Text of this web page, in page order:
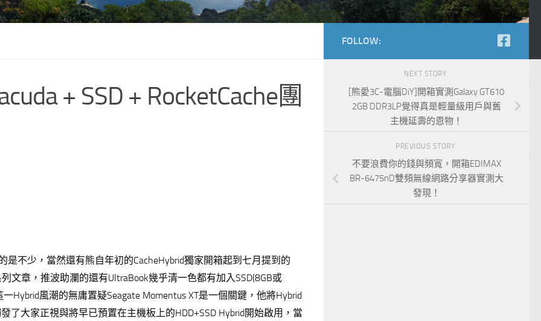
+ SSD + RocketCache團
是不少，當然還有熊自年初的CacheHybrid獨家開箱起到七月提到的
文章，推波助瀾的還有UltraBook幾乎清一色都有加入SSD(8GB或
Hybrid風潮的無庸置疑Seagate Momentus XT是一個關鍵，他將Hybrid
大家正視與將早已預置在主機板上的HDD+SSD Hybrid開始啟用，當
FOLLOW:
NEXT STORY
[熊愛3C-電腦DiY]開箱實測Galaxy GT610
2GB DDR3LP覺得真是輕量級用戶與舊
主機延壽的恩物！
PREVIOUS STORY
不要浪費你的錢與頻寬，開箱EDIMAX
BR-6475nD雙頻無線網路分享器實測大
發現！